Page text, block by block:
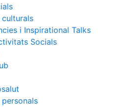
i Inspirational Talks
Socials